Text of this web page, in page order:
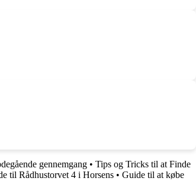
gennemgang • Tips og Tricks til at Finde
til Rådhustorvet 4 i Horsens • Guide til at købe